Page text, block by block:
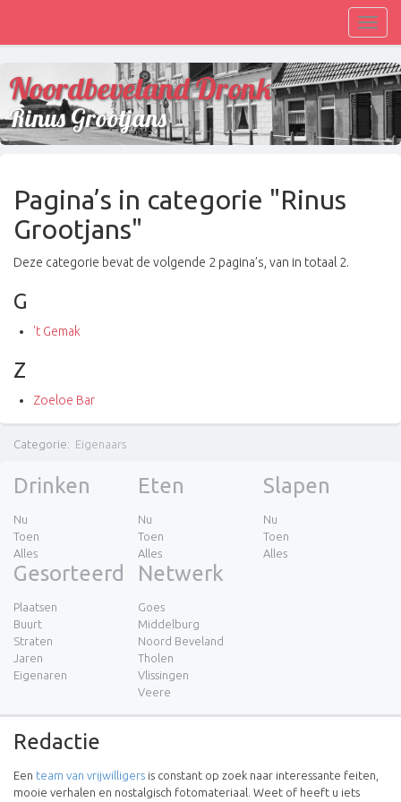
Noordbeveland Dronk
Rinus Grootjans
Pagina’s in categorie "Rinus
Grootjans"
Deze categorie bevat de volgende 2 pagina’s, van in totaal 2.
G
't Gemak
Z
Zoeloe Bar
Categorie: Eigenaars
Drinken
Nu
Toen
Alles
Eten
Nu
Toen
Alles
Slapen
Nu
Toen
Alles
Gesorteerd
Plaatsen
Buurt
Straten
Jaren
Eigenaren
Netwerk
Goes
Middelburg
Noord Beveland
Tholen
Vlissingen
Veere
Redactie
Een team van vrijwilligers is constant op zoek naar interessante feiten,
mooie verhalen en nostalgisch fotomateriaal. Weet of heeft u iets